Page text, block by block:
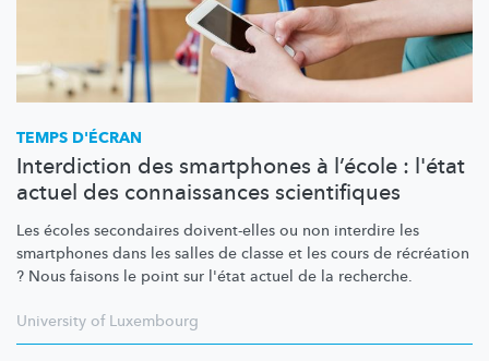
TEMPS D'ÉCRAN
Interdiction des smartphones à l’école : l'état
actuel des connaissances scientifiques
Les écoles secondaires doivent-elles ou non interdire les
smartphones dans les salles de classe et les cours de récréation
? Nous faisons le point sur l'état actuel de la recherche.
University of Luxembourg